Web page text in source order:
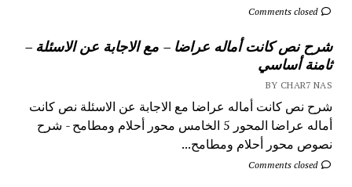
Comments closed
شرح نص كانت أماله عراضا – مع الاجابة عن الاسئلة –
ثامنة أساسي
BY CHAR7 NAS
شرح نص كانت أماله عراضا مع الاجابة عن الاسئلة نص كانت
أماله عراضا المحور 5 الخامس محور أحلام ومطامح - شرح
نصوص محور أحلام ومطامح...
Comments closed